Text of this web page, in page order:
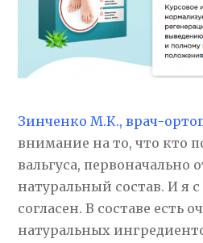
Зинченко М.К., врач-
внимание на то, что кто
вальгуса, первоначально
натуральный состав. И я
согласен. В составе есть
натуральных